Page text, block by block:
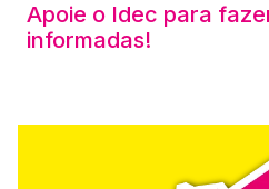
Apoie o Idec para
informadas!